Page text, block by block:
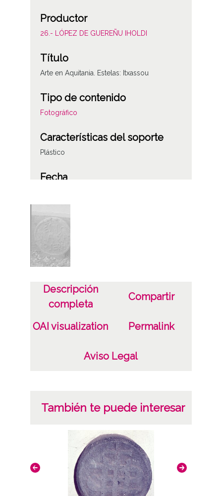
Productor
26.- LÓPEZ DE GUEREÑU IHOLDI
Título
Arte en Aquitania. Estelas: Itxassou
Tipo de contenido
Fotográfico
Características del soporte
Plástico
Fecha
Lugar
Aquitania (Francia)
Itxassou
CC BY-NC-SA 4.0
Descripción
completa
Compartir
OAI visualization Permalink
Aviso Legal
También te puede interesar